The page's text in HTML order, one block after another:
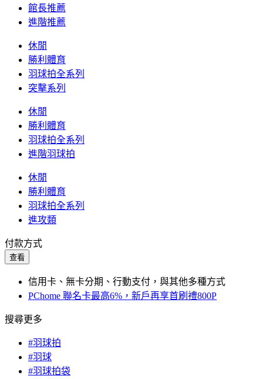
館長推薦
進階推薦
休閒
勝利體育
羽球拍全系列
突擊系列
休閒
勝利體育
羽球拍全系列
進階羽球拍
休閒
勝利體育
羽球拍全系列
進攻類
付款方式
查看
信用卡、無卡分期、行動支付，與其他多種方式
PChome 聯名卡最高6%，新戶再享首刷禮800P
搜尋更多
#羽球拍
#羽球
#羽球拍袋